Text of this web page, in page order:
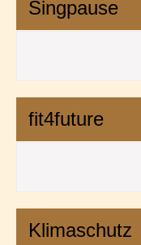
Singpause
fit4future
Klimaschutz